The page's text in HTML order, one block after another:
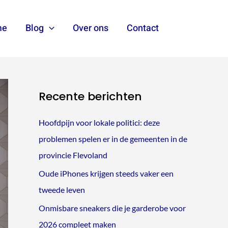
Blog Over ons Contact
Recente berichten
Hoofdpijn voor lokale politici: deze
problemen spelen er in de gemeenten in de
provincie Flevoland
Oude iPhones krijgen steeds vaker een
tweede leven
Onmisbare sneakers die je garderobe voor
2026 compleet maken